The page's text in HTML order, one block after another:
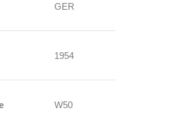
GER
1954
W50